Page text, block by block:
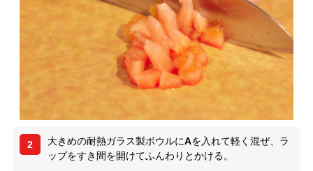
2 大きめの耐熱ガラス製ボウルにAを入れて軽く混ぜ、ラ
ップをすき間を開けてふんわりとかける。